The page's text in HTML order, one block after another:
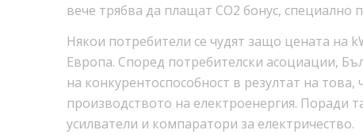
вече трябва да плащат CO2 бонус,
Някои потребители се чудят защо цената на
Европа. Според потребителски асоциации,
на конкурентоспособност в резултат на
производството на електроенергия. Поради
усилватели и компаратори за електричество.